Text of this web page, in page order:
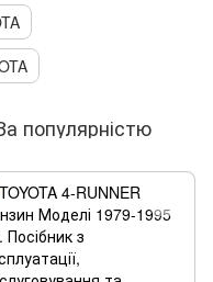
популярністю